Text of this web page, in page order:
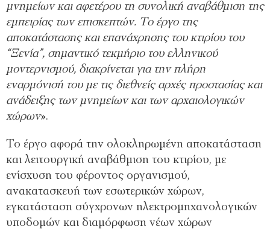
μνημείων και αφετέρου τη συνολική αναβάθμιση της
εμπειρίας των επισκεπτών. Το έργο της
αποκατάστασης και επανάχρησης του κτιρίου του
“Ξενία”, σημαντικό τεκμήριο του ελληνικού
μοντερνισμού, διακρίνεται για την πλήρη
εναρμόνισή του με τις διεθνείς αρχές προστασίας και
ανάδειξης των μνημείων και των αρχαιολογικών
χώρων».
Το έργο αφορά την ολοκληρωμένη αποκατάσταση
και λειτουργική αναβάθμιση του κτιρίου, με
ενίσχυση του φέροντος οργανισμού,
ανακατασκευή των εσωτερικών χώρων,
εγκατάσταση σύγχρονων ηλεκτρομηχανολογικών
υποδομών και διαμόρφωση νέων χώρων